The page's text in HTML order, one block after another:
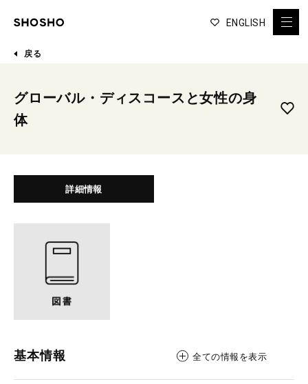
ENGLISH
戻る
グローバル・ディスコースと女性の身
体
詳細情報
基本情報 全ての情報を表示